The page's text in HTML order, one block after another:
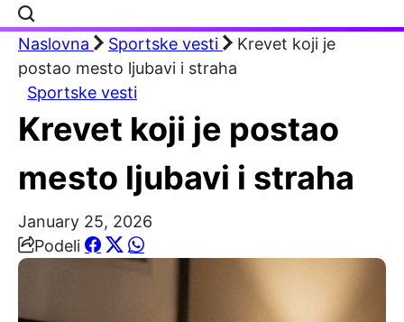
Naslovna Sportske vesti
Krevet koji je
postao mesto ljubavi i straha
Sportske vesti
Krevet koji je postao
mesto ljubavi i straha
January 25, 2026
Podeli